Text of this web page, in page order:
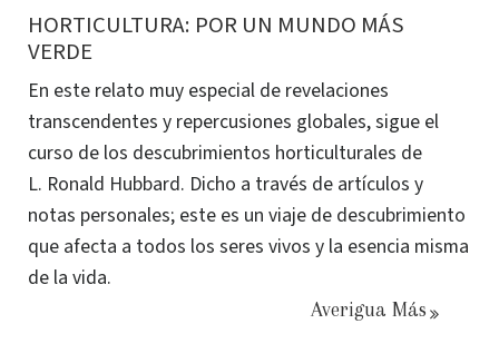
HORTICULTURA: POR UN MUNDO MÁS
VERDE
En este relato muy especial de revelaciones
transcendentes y repercusiones globales, sigue el
curso de los descubrimientos horticulturales de
L. Ronald Hubbard. Dicho a través de artículos y
notas personales; este es un viaje de descubrimiento
que afecta a todos los seres vivos y la esencia misma
de la vida.
Averigua Más